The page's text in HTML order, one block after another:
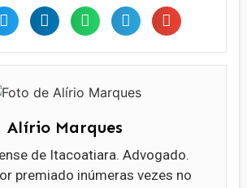
Alírio Marques
de Itacoatiara. Advogado.
premiado inúmeras vezes no